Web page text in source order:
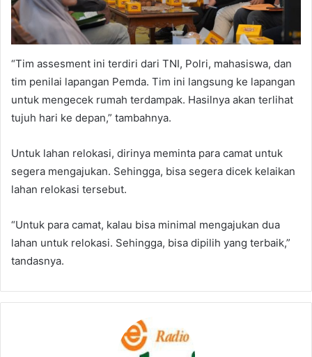
“Tim assesment ini terdiri dari TNI, Polri, mahasiswa, dan
tim penilai lapangan Pemda. Tim ini langsung ke lapangan
untuk mengecek rumah terdampak. Hasilnya akan terlihat
tujuh hari ke depan,” tambahnya.
Untuk lahan relokasi, dirinya meminta para camat untuk
segera mengajukan. Sehingga, bisa segera dicek kelaikan
lahan relokasi tersebut.
“Untuk para camat, kalau bisa minimal mengajukan dua
lahan untuk relokasi. Sehingga, bisa dipilih yang terbaik,”
tandasnya.